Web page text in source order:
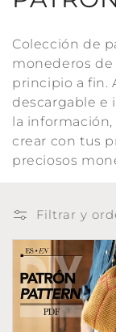
l
e
c
c
ó
n
Colección de
monederos
principio a fin.
descargable e
la información,
crear con tus
preciosos
Filtrar y